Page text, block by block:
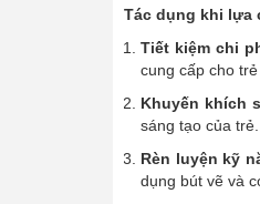
Tác dụng khi lựa
Tiết kiệm chi
cung cấp cho
Khuyến khích
sáng tạo của
Rèn luyện kỹ
dụng bút vẽ và